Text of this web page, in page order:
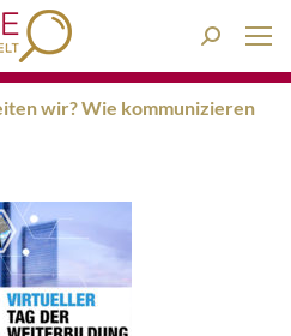
Search:
wir? Wie kommunizieren